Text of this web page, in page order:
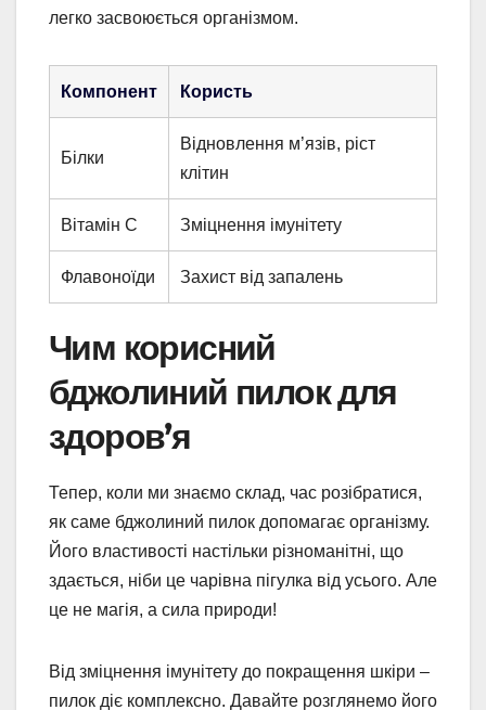
легко засвоюється організмом.
Компонент Користь
Білки
Відновлення м’язів, ріст
клітин
Вітамін C Зміцнення імунітету
Флавоноїди Захист від запалень
Чим корисний
бджолиний пилок для
здоров’я
Тепер, коли ми знаємо склад, час розібратися,
як саме бджолиний пилок допомагає організму.
Його властивості настільки різноманітні, що
здається, ніби це чарівна пігулка від усього. Але
це не магія, а сила природи!
Від зміцнення імунітету до покращення шкіри –
пилок діє комплексно. Давайте розглянемо його